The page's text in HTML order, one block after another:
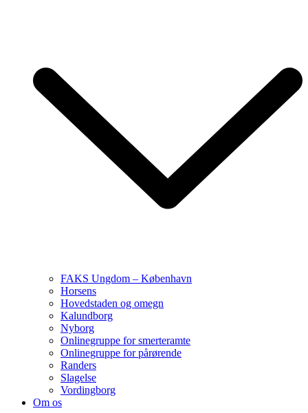
FAKS Ungdom – København
Horsens
Hovedstaden og omegn
Kalundborg
Nyborg
Onlinegruppe for smerteramte
Onlinegruppe for pårørende
Randers
Slagelse
Vordingborg
Om os